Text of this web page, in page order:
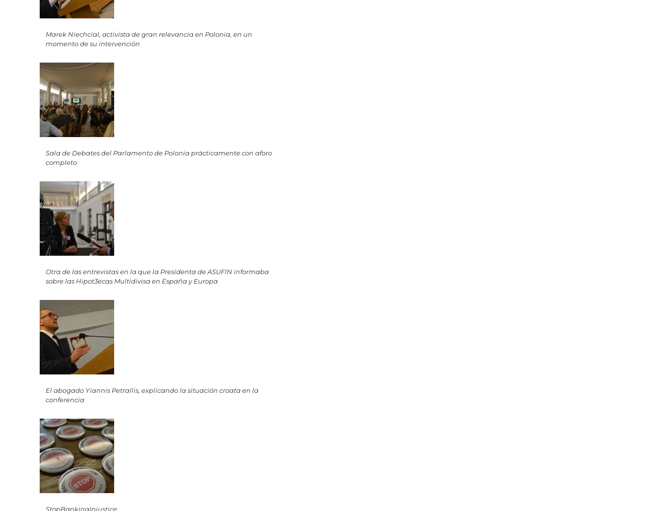
Marek Niechcial, activista de gran relevancia en Polonia, en un
momento de su intervención
Sala de Debates del Parlamento de Polonia prácticamente con aforo
completo
Otra de las entrevistas en la que la Presidenta de ASUFIN informaba
sobre las Hipot3ecas Multidivisa en España y Europa
El abogado Yiannis Petrallis, explicando la situación croata en la
conferencia
StopBankingInjustice